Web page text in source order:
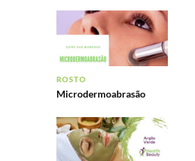
ROSTO
Microdermoabrasão